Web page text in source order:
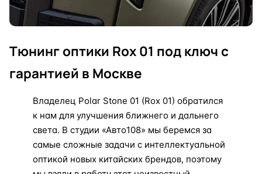
Тюнинг оптики Rox 01 под ключ с
гарантией в Москве
Владелец Polar Stone 01 (Rox 01) обратился
к нам для улучшения ближнего и дальнего
света. В студии «Авто108» мы беремся за
самые сложные задачи с интеллектуальной
оптикой новых китайских брендов, поэтому